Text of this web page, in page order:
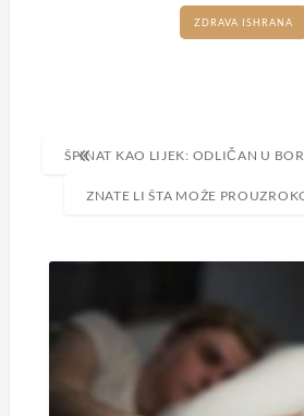
ZDRAVA ISHRANA
Navigacija
objava
ŠPINAT KAO LIJEK: ODLIČAN U BORBI PROTIV